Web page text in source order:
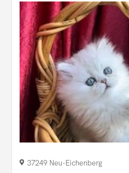
37249 Neu-​Eichenberg